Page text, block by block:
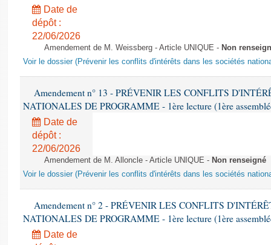
Date de
dépôt :
22/06/2026
Amendement de M. Weissberg - Article UNIQUE - Non
Voir le dossier (Prévenir les conflits d'intérêts dans les sociétés
Amendement n° 13 - PRÉVENIR LES CONFLITS
NATIONALES DE PROGRAMME - 1ère lecture (1ère
Date de
dépôt :
22/06/2026
Amendement de M. Alloncle - Article UNIQUE - Non renseigné
Voir le dossier (Prévenir les conflits d'intérêts dans les sociétés
Amendement n° 2 - PRÉVENIR LES CONFLITS
NATIONALES DE PROGRAMME - 1ère lecture (1ère
Date de